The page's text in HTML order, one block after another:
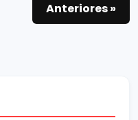
Anteriores »